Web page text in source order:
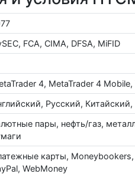
FCA, CIMA, DFSA, MiFID
4, MetaTrader 4
Русский,
пары, нефть/газ,
карты,
WebMoney